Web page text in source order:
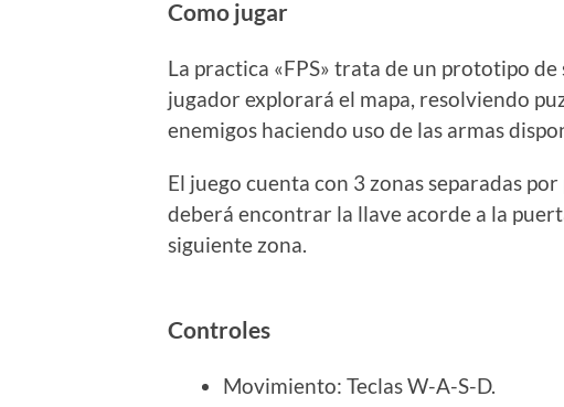
Como jugar
La practica «FPS» trata de un prototipo
jugador explorará el mapa, resolviendo
enemigos haciendo uso de las armas
El juego cuenta con 3 zonas separadas
deberá encontrar la llave acorde a la
siguiente zona.
Controles
Movimiento: Teclas W-A-S-D.